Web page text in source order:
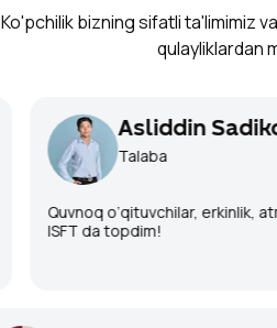
Ko'pchilik bizning sifatli ta'limimiz
qulayliklardan
Asliddin
Talaba
Quvnoq o’qituvchilar, erkinlik,
ISFT da topdim!